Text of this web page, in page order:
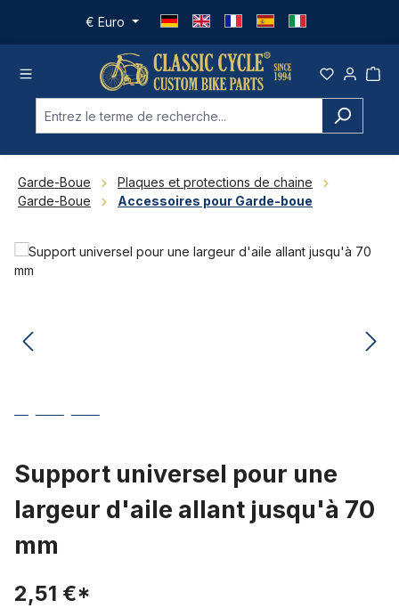
Passer au contenu principal
€ Euro
Garde-Boue
Plaques et protections de chaine
Garde-Boue
Accessoires pour Garde-boue
Ignorer la galerie d'images
Support universel pour une
largeur d'aile allant jusqu'à 70
mm
2,51 €*